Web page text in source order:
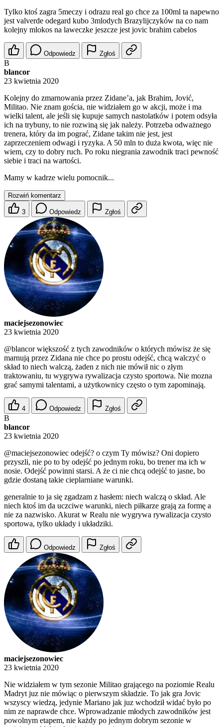
Tylko ktoś zagra 5meczy i odrazu real go chce za 100ml ta napewno
jest valverde odegard kubo 3mlodych Brazylijczyków na co nam
kolejny mlokos na laweczke jeszcze jest jovic brahim cabelos
Odpowiedz Zgłoś
B
blancor
23 kwietnia 2020
Kolejny do zmarnowania przez Zidane’a, jak Brahim, Jović,
Militao. Nie znam gościa, nie widziałem go w akcji, może i ma
wielki talent, ale jeśli się kupuje samych nastolatków i potem odsyła
ich na trybuny, to nie rozwiną się jak należy. Potrzeba odważnego
trenera, który da im pograć, Zidane takim nie jest, jest
zaprzeczeniem odwagi i ryzyka. A 50 mln to duża kwota, więc nie
wiem, czy to dobry ruch. Po roku niegrania zawodnik traci pewność
siebie i traci na wartości.
Mamy w kadrze wielu pomocnik...
Rozwiń komentarz
3 Odpowiedz Zgłoś
maciejsezonowiec
23 kwietnia 2020
@blancorwiększość z tych zawodników o których mówisz że się
marnują przez Zidana nie chce po prostu odejść, chcą walczyć o
skład to niech walczą, żaden z nich nie mówił nic o złym
traktowaniu, tu wygrywa rywalizacja czysto sportowa. Nie mozna
grać samymi talentami, a użytkownicy często o tym zapominają.
4 Odpowiedz Zgłoś
B
blancor
23 kwietnia 2020
@maciejsezonowiec odejść? o czym Ty mówisz? Oni dopiero
przyszli, nie po to by odejść po jednym roku, bo trener ma ich w
nosie. Odejść powinni starsi. A że ci nie chcą odejść to jasne, bo
gdzie dostaną takie cieplarniane warunki.
generalnie to ja się zgadzam z hasłem: niech walczą o skład. Ale
niech ktoś im da uczciwe warunki, niech piłkarze grają za formę a
nie za nazwisko. Akurat w Realu nie wygrywa rywalizacja czysto
sportowa, tylko układy i układziki.
Odpowiedz Zgłoś
maciejsezonowiec
23 kwietnia 2020
Nie widziałem w tym sezonie Militao grającego na poziomie Realu
Madryt juz nie mówiąc o pierwszym składzie. To jak gra Jovic
wszyscy wiedzą, jedynie Mariano jak juz wchodził widać było po
nim ze naprawde chce. Wprowadzanie młodych zawodników jest
powolnym etapem, nie każdy po jednym dobrym sezonie w